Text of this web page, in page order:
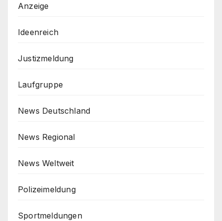
Anzeige
Ideenreich
Justizmeldung
Laufgruppe
News Deutschland
News Regional
News Weltweit
Polizeimeldung
Sportmeldungen